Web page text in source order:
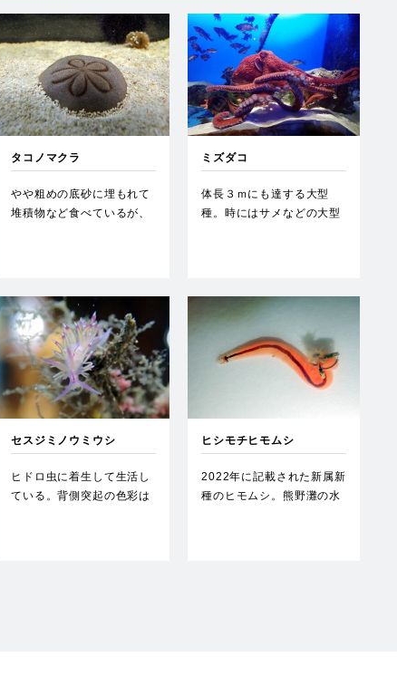
タコノマクラ
やや粗めの底砂に埋もれて
堆積物など食べているが、
ミズダコ
体長３ｍにも達する大型
種。時にはサメなどの大型
セスジミノウミウシ
ヒドロ虫に着生して生活し
ている。背側突起の色彩は
ヒシモチヒモムシ
2022年に記載された新属新
種のヒモムシ。熊野灘の水